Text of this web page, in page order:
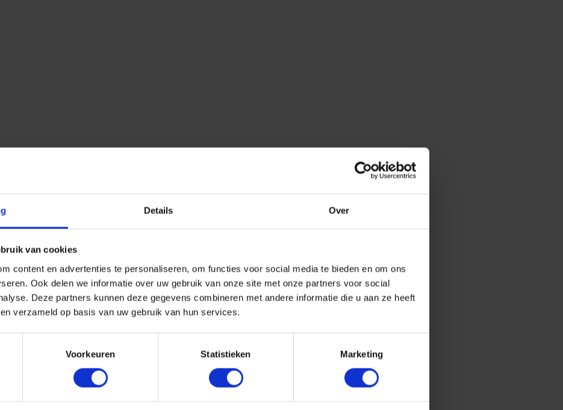
Details Over
van cookies
content en advertenties te personaliseren, om functies voor social media te bieden en om ons
Ook delen we informatie over uw gebruik van onze site met onze partners voor social
Deze partners kunnen deze gegevens combineren met andere informatie die u aan ze heeft
verzameld op basis van uw gebruik van hun services.
Voorkeuren Statistieken Marketing